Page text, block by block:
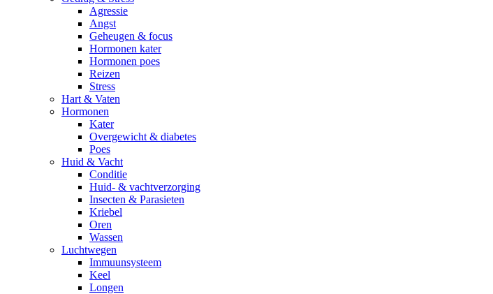
Agressie
Angst
Geheugen & focus
Hormonen kater
Hormonen poes
Reizen
Stress
Hart & Vaten
Hormonen
Kater
Overgewicht & diabetes
Poes
Huid & Vacht
Conditie
Huid- & vachtverzorging
Insecten & Parasieten
Kriebel
Oren
Wassen
Luchtwegen
Immuunsysteem
Keel
Longen